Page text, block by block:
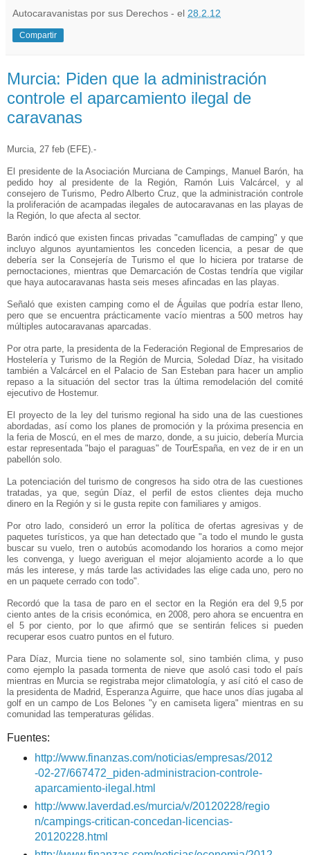
Autocaravanistas por sus Derechos - el 28.2.12
Compartir
Murcia: Piden que la administración
controle el aparcamiento ilegal de
caravanas
Murcia, 27 feb (EFE).-
El presidente de la Asociación Murciana de Campings, Manuel Barón, ha
pedido hoy al presidente de la Región, Ramón Luis Valcárcel, y al
consejero de Turismo, Pedro Alberto Cruz, que la administración controle
la proliferación de acampadas ilegales de autocaravanas en las playas de
la Región, lo que afecta al sector.
Barón indicó que existen fincas privadas "camufladas de camping" y que
incluyo algunos ayuntamientos les conceden licencia, a pesar de que
debería ser la Consejería de Turismo el que lo hiciera por tratarse de
pernoctaciones, mientras que Demarcación de Costas tendría que vigilar
que haya autocaravanas hasta seis meses afincadas en las playas.
Señaló que existen camping como el de Águilas que podría estar lleno,
pero que se encuentra prácticamente vacío mientras a 500 metros hay
múltiples autocaravanas aparcadas.
Por otra parte, la presidenta de la Federación Regional de Empresarios de
Hostelería y Turismo de la Región de Murcia, Soledad Díaz, ha visitado
también a Valcárcel en el Palacio de San Esteban para hacer un amplio
repaso a la situación del sector tras la última remodelación del comité
ejecutivo de Hostemur.
El proyecto de la ley del turismo regional ha sido una de las cuestiones
abordadas, así como los planes de promoción y la próxima presencia en
la feria de Moscú, en el mes de marzo, donde, a su juicio, debería Murcia
estar representada "bajo el paraguas" de TourEspaña, en vez de ir en un
pabellón solo.
La potenciación del turismo de congresos ha sido otra de las cuestiones
tratadas, ya que, según Díaz, el perfil de estos clientes deja mucho
dinero en la Región y si le gusta repite con familiares y amigos.
Por otro lado, consideró un error la política de ofertas agresivas y de
paquetes turísticos, ya que han detectado que "a todo el mundo le gusta
buscar su vuelo, tren o autobús acomodando los horarios a como mejor
les convenga, y luego averiguan el mejor alojamiento acorde a lo que
más les interese, y más tarde las actividades las elige cada uno, pero no
en un paquete cerrado con todo".
Recordó que la tasa de paro en el sector en la Región era del 9,5 por
ciento antes de la crisis económica, en 2008, pero ahora se encuentra en
el 5 por ciento, por lo que afirmó que se sentirán felices si pueden
recuperar esos cuatro puntos en el futuro.
Para Díaz, Murcia tiene no solamente sol, sino también clima, y puso
como ejemplo la pasada tormenta de nieve que asoló casi todo el país
mientras en Murcia se registraba mejor climatología, y así citó el caso de
la presidenta de Madrid, Esperanza Aguirre, que hace unos días jugaba al
golf en un campo de Los Belones "y en camiseta ligera" mientras en su
comunidad las temperaturas gélidas.
Fuentes:
http://www.finanzas.com/noticias/empresas/2012
-02-27/667472_piden-administracion-controle-
aparcamiento-ilegal.html
http://www.laverdad.es/murcia/v/20120228/regio
n/campings-critican-concedan-licencias-
20120228.html